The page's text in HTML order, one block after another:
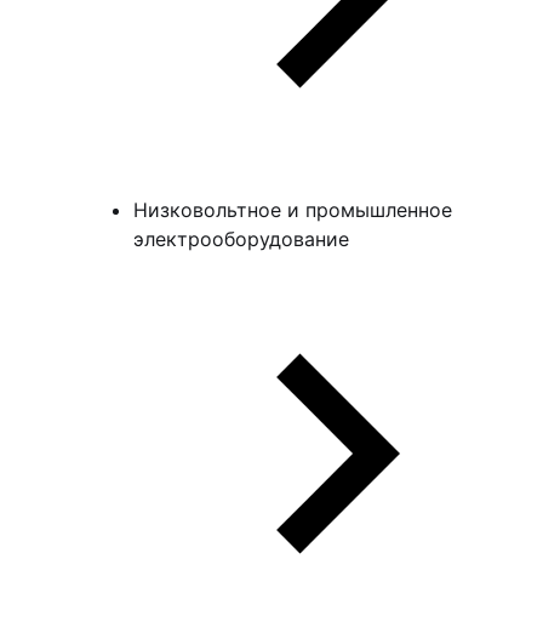
Низковольтное и промышленное
электрооборудование